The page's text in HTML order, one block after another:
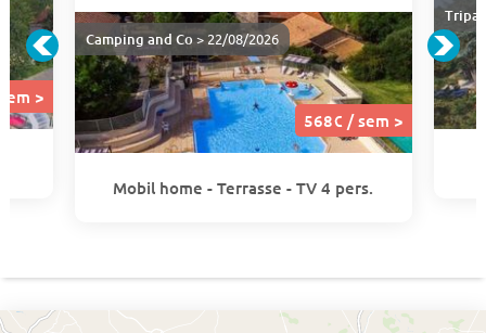
>
568€ / sem >
Camping and Co > 22/08/2026
Mobil home - Terrasse - TV 4 pers.